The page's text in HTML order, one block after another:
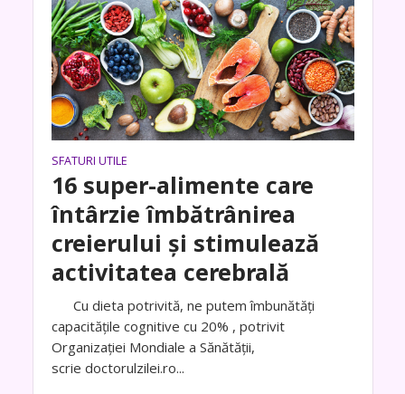
SFATURI UTILE
16 super-alimente care
întârzie îmbătrânirea
creierului și stimulează
activitatea cerebrală
Cu dieta potrivită, ne putem îmbunătăți
capacitățile cognitive cu 20% , potrivit
Organizației Mondiale a Sănătății,
scrie doctorulzilei.ro...